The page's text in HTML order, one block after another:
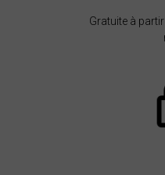
Gratuite à